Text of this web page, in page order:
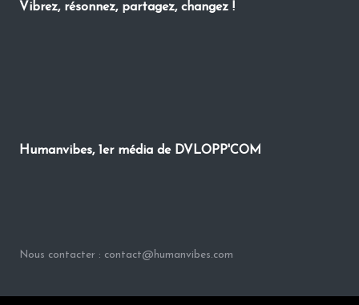
Vibrez, résonnez, partagez, changez !
Humanvibes, 1er média de DVLOPP'COM
Nous contacter : contact@humanvibes.com